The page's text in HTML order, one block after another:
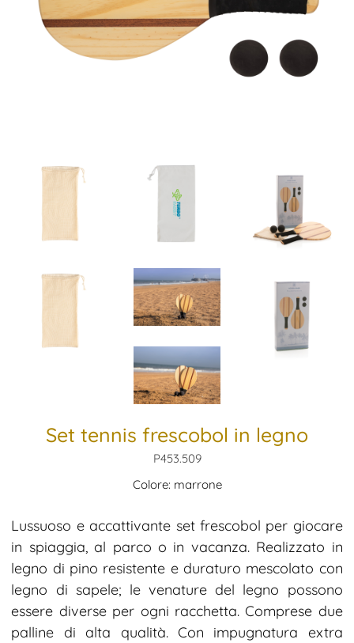
Set tennis frescobol in legno
P453.509
Colore: marrone
Lussuoso e accattivante set frescobol per giocare
in spiaggia, al parco o in vacanza. Realizzato in
legno di pino resistente e duraturo mescolato con
legno di sapele; le venature del legno possono
essere diverse per ogni racchetta. Comprese due
palline di alta qualità. Con impugnatura extra